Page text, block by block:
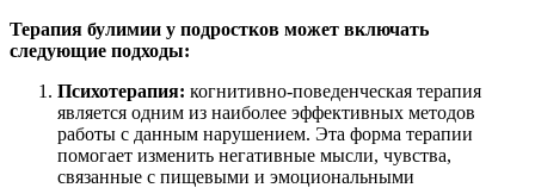
Терапия булимии у подростков может включать
следующие подходы:
Психотерапия: когнитивно-поведенческая терапия
является одним из наиболее эффективных методов
работы с данным нарушением. Эта форма терапии
помогает изменить негативные мысли, чувства,
связанные с пищевыми и эмоциональными